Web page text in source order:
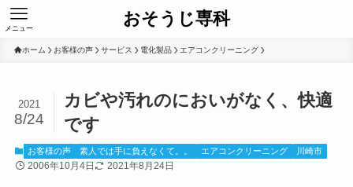
おそうじ専科
メニュー
ホーム お客様の声 サービス 電化製品 エアコンクリーニング
カビや汚れのにおいがなく、快適
です
2021
8/24
お客様の声 素人では手に負えなくて。。 エアコンクリーニング 川崎市
2006年10月4日 2021年8月24日